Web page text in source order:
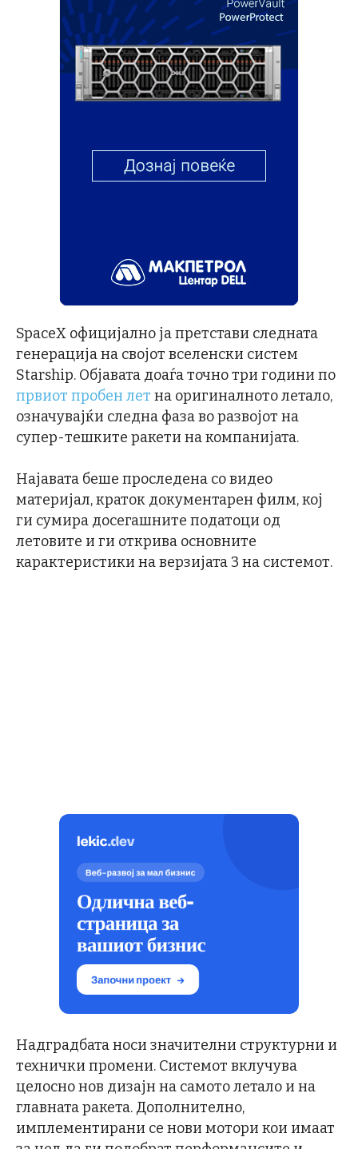
SpaceX официјално ја претстави следната
генерација на својот вселенски систем
Starship. Објавата доаѓа точно три години по
првиот пробен лет на оригиналното летало,
означувајќи следна фаза во развојот на
супер-тешките ракети на компанијата.
Најавата беше проследена со видео
материјал, краток документарен филм, кој
ги сумира досегашните податоци од
летовите и ги открива основните
карактеристики на верзијата 3 на системот.
Надградбата носи значителни структурни и
технички промени. Системот вклучува
целосно нов дизајн на самото летало и на
главната ракета. Дополнително,
имплементирани се нови мотори кои имаат